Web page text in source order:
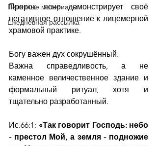
Печатные материалы
Ежедневная рассылка
Пророк ясно демонстрирует своё
негативное отношение к лицемерной
храмовой практике.
Богу важен дух сокрушённый.
Важна справедливость, а не
каменное величественное здание и
формальный ритуал, хотя и
тщательно разработанный.
Ис.66:1: «Так говорит Господь: небо
- престол Мой, а земля - подножие